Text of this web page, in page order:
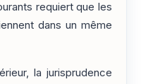
requiert que les
dans un même
la jurisprudence